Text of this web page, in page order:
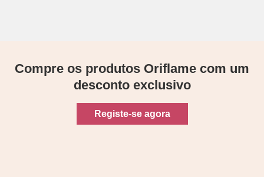
Compre os produtos Oriflame com um
desconto exclusivo
Registe-se agora